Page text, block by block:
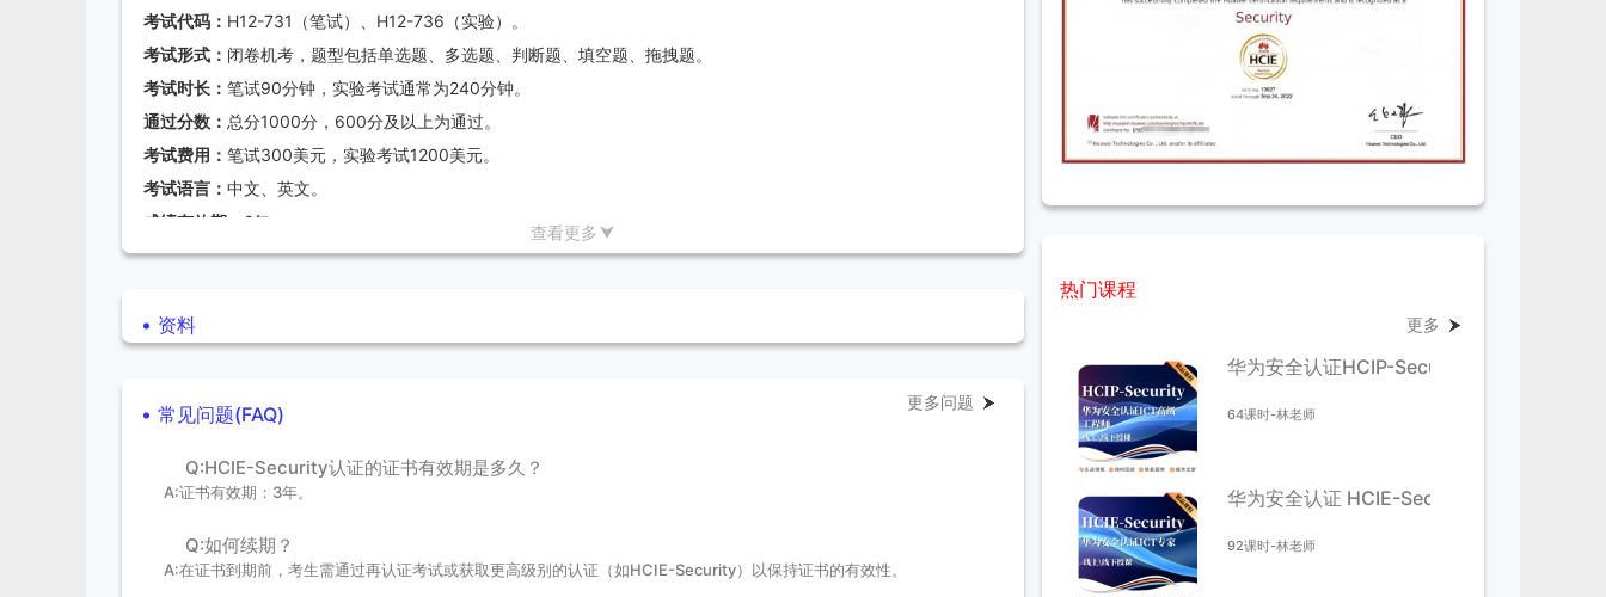
专业技能提升：
深入掌握网络安全体系结构、网络攻击与防御技术、安全策略与解决方案等高级知识。
职业发展助力：
在网络安全领域，HCIE-Security认证有助于职业发展，提供从技术线到管理线的双轨助推。
行业认可度高：
作为华为推出的高级认证，HCIE-Security在行业内具有较高的认可度，尤其在使用华为设备的企业
中。
考试代码： H12-731（笔试）、H12-736（实验）。
考试形式： 闭卷机考，题型包括单选题、多选题、判断题、填空题、拖拽题。
考试时长： 笔试90分钟，实验考试通常为240分钟。
通过分数： 总分1000分，600分及以上为通过。
考试费用： 笔试300美元，实验考试1200美元。
考试语言： 中文、英文。
成绩有效期：
2年。
三、报考流程
注册华为账号：访问华为“培训与认证”网站，使用本人真实姓名注册账号。
预约考试：通过华为官网、Pearson VUE官网或电话预约考试，选择考试时间和地点。
完成缴费后，预约成功。
参加考试：携带有效身份证件，提前到达考场参加考试。
详细报考流程请查看
查看更多
资料
常见问题(FAQ)
更多问题
Q:HCIE-Security认证的证书有效期是多久？
A:证书有效期：3年。
Q:如何续期？
A:在证书到期前，考生需通过再认证考试或获取更高级别的认证（如HCIE-Security）以保持证书的有效性。
热门课程
更多
华为安全认证HCIP-Security 培训课程
64课时-林老师
华为安全认证 HCIE-Security 培训课程
92课时-林老师